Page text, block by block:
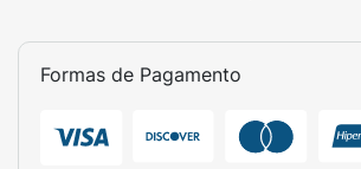
Formas de Pagamento